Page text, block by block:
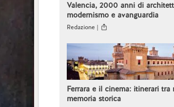
Valencia, 2000 anni di
modernismo e avanguardia
Redazione |
Ferrara e il cinema: itinerari tra
memoria storica